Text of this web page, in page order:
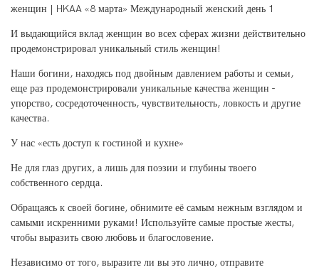
И выдающийся вклад женщин во всех сферах жизни действительно
продемонстрировал уникальный стиль женщин!
Наши богини, находясь под двойным давлением работы и семьи,
еще раз продемонстрировали уникальные качества женщин -
упорство, сосредоточенность, чувствительность, ловкость и другие
качества.
У нас «есть доступ к гостиной и кухне»
Не для глаз других, а лишь для поэзии и глубины твоего
собственного сердца.
Обращаясь к своей богине, обнимите её самым нежным взглядом и
самыми искренними руками! Используйте самые простые жесты,
чтобы выразить свою любовь и благословение.
Независимо от того, выразите ли вы это лично, отправите